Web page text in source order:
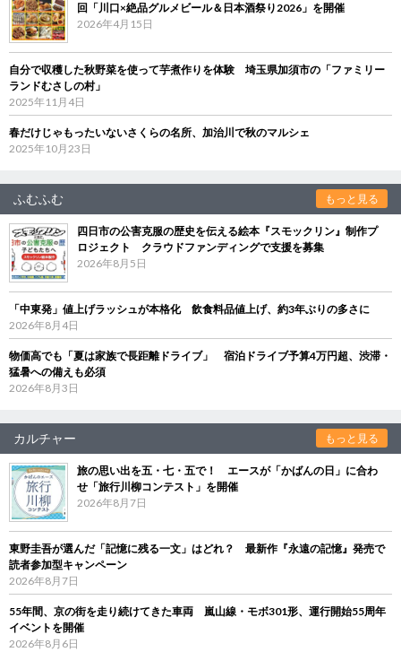
回「川口×絶品グルメビール＆日本酒祭り2026」を開催
2026年4月15日
自分で収穫した秋野菜を使って芋煮作りを体験 埼玉県加須市の「ファミリー
ランドむさしの村」
2025年11月4日
春だけじゃもったいないさくらの名所、加治川で秋のマルシェ
2025年10月23日
ふむふむ もっと見る
四日市の公害克服の歴史を伝える絵本『スモックリン』制作プ
ロジェクト クラウドファンディングで支援を募集
2026年8月5日
「中東発」値上げラッシュが本格化 飲食料品値上げ、約3年ぶりの多さに
2026年8月4日
物価高でも「夏は家族で長距離ドライブ」 宿泊ドライブ予算4万円超、渋滞・
猛暑への備えも必須
2026年8月3日
カルチャー もっと見る
旅の思い出を五・七・五で！ エースが「かばんの日」に合わ
せ「旅行川柳コンテスト」を開催
2026年8月7日
東野圭吾が選んだ「記憶に残る一文」はどれ？ 最新作『永遠の記憶』発売で
読者参加型キャンペーン
2026年8月7日
55年間、京の街を走り続けてきた車両 嵐山線・モボ301形、運行開始55周年
イベントを開催
2026年8月6日